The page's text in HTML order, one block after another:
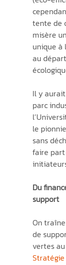
tente de
misère
unique à
au
Il y
parc
le
sans
faire part
Du
support
On
de
vertes